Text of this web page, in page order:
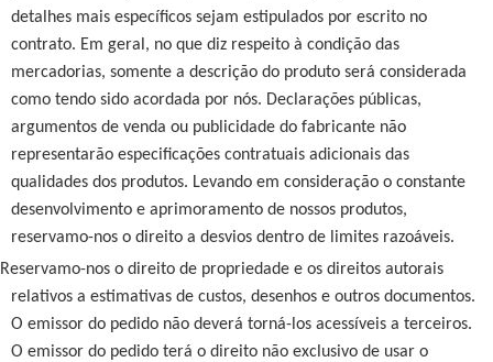
detalhes mais específicos sejam estipulados por escrito no
contrato. Em geral, no que diz respeito à condição das
mercadorias, somente a descrição do produto será considerada
como tendo sido acordada por nós. Declarações públicas,
argumentos de venda ou publicidade do fabricante não
representarão especificações contratuais adicionais das
qualidades dos produtos. Levando em consideração o constante
desenvolvimento e aprimoramento de nossos produtos,
reservamo-nos o direito a desvios dentro de limites razoáveis.
Reservamo-nos o direito de propriedade e os direitos autorais
relativos a estimativas de custos, desenhos e outros documentos.
O emissor do pedido não deverá torná-los acessíveis a terceiros.
O emissor do pedido terá o direito não exclusivo de usar o